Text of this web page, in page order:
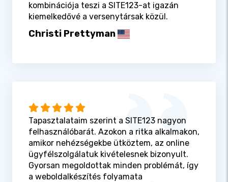
kombinációja teszi a SITE123-at igazán
kiemelkedővé a versenytársak közül.
Christi Prettyman
Tapasztalataim szerint a SITE123 nagyon
felhasználóbarát. Azokon a ritka alkalmakon,
amikor nehézségekbe ütköztem, az online
ügyfélszolgálatuk kivételesnek bizonyult.
Gyorsan megoldottak minden problémát, így
a weboldalkészítés folyamata